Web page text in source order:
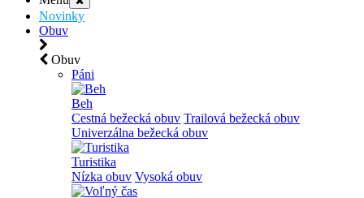
Novinky
Obuv
Obuv
Páni
Beh
Cestná bežecká obuv Trailová bežecká obuv
Univerzálna bežecká obuv
Turistika
Nízka obuv Vysoká obuv